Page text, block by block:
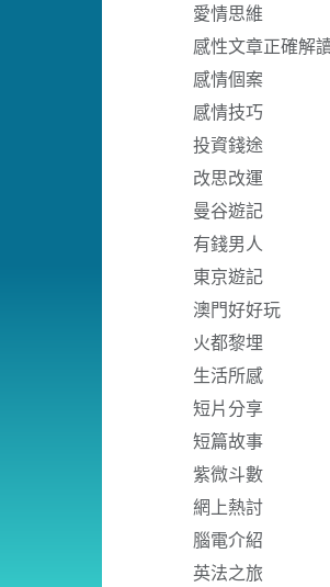
愛情思維
感性文章正確解
感情個案
感情技巧
投資錢途
改思改運
曼谷遊記
有錢男人
東京遊記
澳門好好玩
火都黎埋
生活所感
短片分享
短篇故事
紫微斗數
網上熱討
腦電介紹
英法之旅